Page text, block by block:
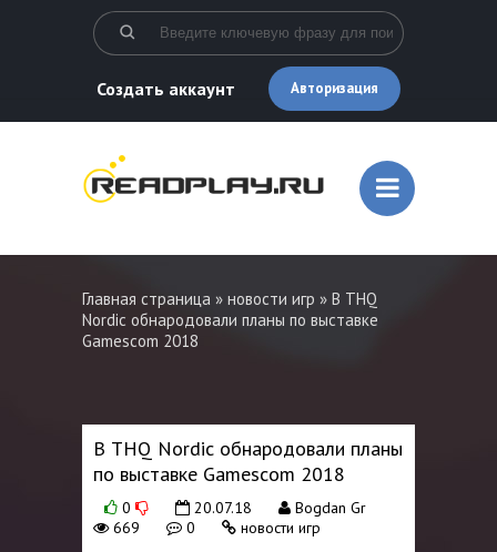
Создать аккаунт Авторизация
Главная страница » новости игр » В THQ
Nordic обнародовали планы по выставке
Gamescom 2018
В THQ Nordic обнародовали планы
по выставке Gamescom 2018
0 20.07.18
Bogdan Gr
669
0 новости игр